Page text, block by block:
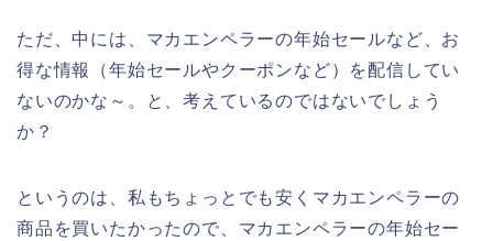
ただ、中には、マカエンペラーの年始セールなど、お
得な情報（年始セールやクーポンなど）を配信してい
ないのかな～。と、考えているのではないでしょう
か？
というのは、私もちょっとでも安くマカエンペラーの
商品を買いたかったので、マカエンペラーの年始セー